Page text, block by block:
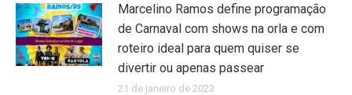
Marcelino Ramos define programação
de Carnaval com shows na orla e com
roteiro ideal para quem quiser se
divertir ou apenas passear
21 de janeiro de 2023